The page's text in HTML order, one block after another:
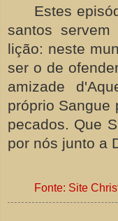
Estes
santos
lição: neste
ser o de
amizade
próprio Sangue
pecados. Que
por nós junto a
Fonte: Site